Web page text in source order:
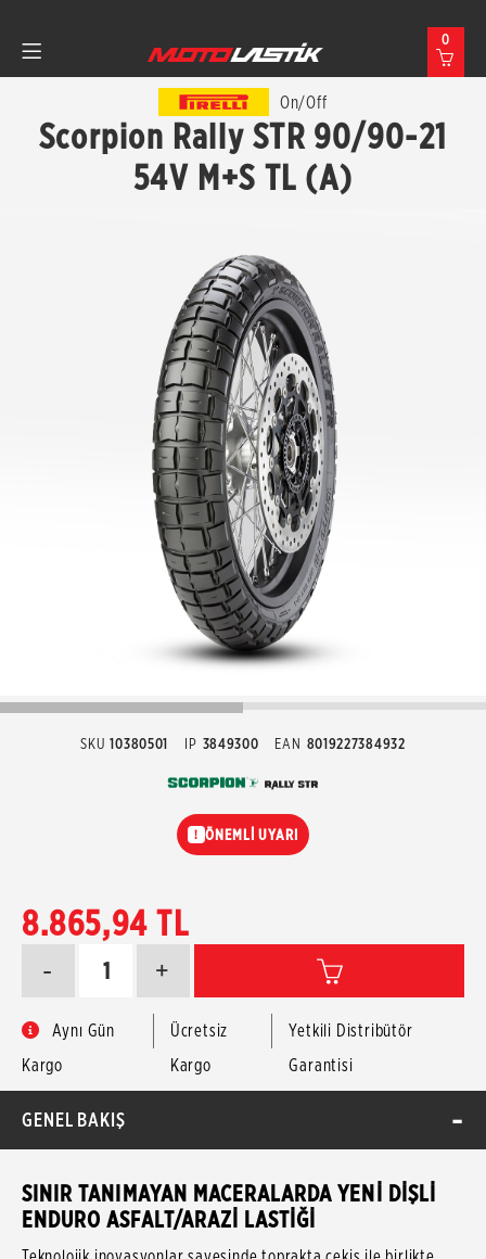
0
On/Off
Scorpion Rally STR 90/90-21
54V M+S TL (A)
SKU 10380501 IP 3849300 EAN 8019227384932
! ÖNEMLİ UYARI
8.865,94 TL
+
-
Aynı Gün
Kargo
Ücretsiz
Kargo
Yetkili Distribütör
Garantisi
GENEL BAKIŞ
SINIR TANIMAYAN MACERALARDA YENİ DİŞLİ
ENDURO ASFALT/ARAZİ LASTİĞİ